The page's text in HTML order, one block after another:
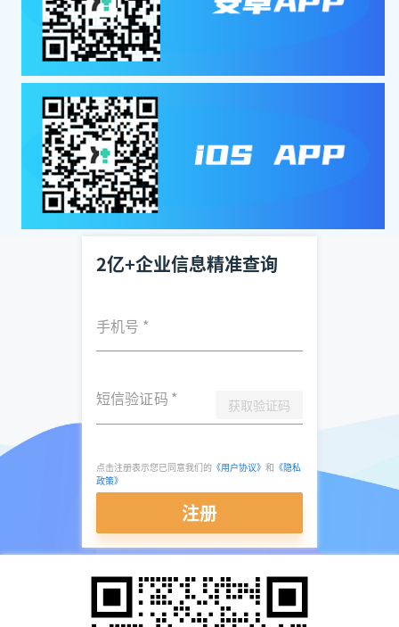
2亿+企业信息精准查询
手机号 *
短信验证码 * 获取验证码
点击注册表示您已同意我们的 《用户协议》 和 《隐私
政策》
注册